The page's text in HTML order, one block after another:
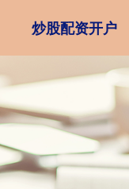
炒股配资开户